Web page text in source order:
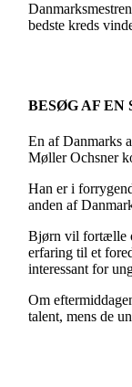
bedste kreds
BESØG AF EN
En af Danmarks
Møller Ochsner
Han er i
anden af
Bjørn vil fortælle
erfaring til et
interessant for
Om
talent, mens de